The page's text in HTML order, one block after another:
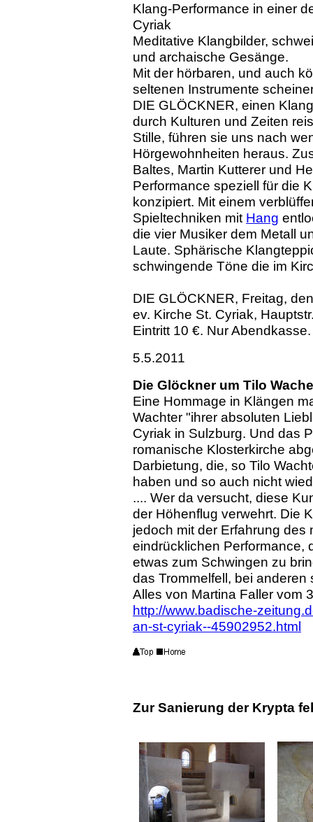
Klang-Performance in einer
Cyriak
Meditative Klangbilder,
und archaische Gesänge.
Mit der hörbaren, und auch
seltenen Instrumente
DIE GLÖCKNER, einen
durch Kulturen und Zeiten
Stille, führen sie uns nach
Hörgewohnheiten heraus.
Baltes, Martin Kutterer und
Performance speziell für die
konzipiert. Mit einem
Spieltechniken mit Hang
die vier Musiker dem Metall
Laute. Sphärische
schwingende Töne die im
DIE GLÖCKNER, Freitag,
ev. Kirche St. Cyriak,
Eintritt 10 €. Nur Abendkasse.
5.5.2011
Die Glöckner um Tilo
Eine Hommage in Klängen
Wachter "ihrer absoluten
Cyriak in Sulzburg. Und das
romanische Klosterkirche
Darbietung, die, so Tilo
haben und so auch nicht
.... Wer da versucht, diese
der Höhenflug verwehrt. Die
jedoch mit der Erfahrung des
eindrücklichen Performance,
etwas zum Schwingen zu
das Trommelfell, bei anderen
Alles von Martina Faller vom
http://www.badische-
an-st-cyriak--45902952.html
Zur Sanierung der Krypta